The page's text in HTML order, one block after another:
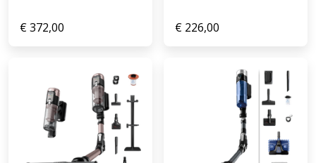
€372,00 € 226,00